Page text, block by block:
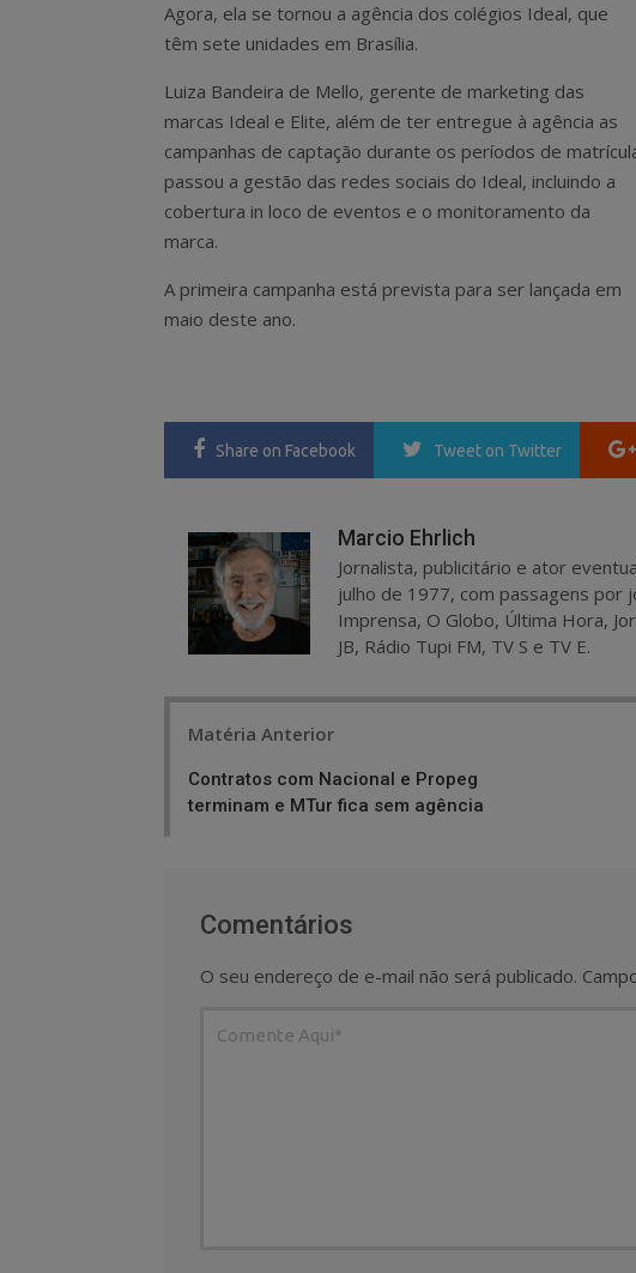
Agora, ela se tornou a agência dos colégios Ideal, que
têm sete unidades em Brasília.
Luiza Bandeira de Mello, gerente de marketing das
marcas Ideal e Elite, além de ter entregue à agência as
campanhas de captação durante os períodos de
passou a gestão das redes sociais do Ideal, incluindo a
cobertura in loco de eventos e o monitoramento da
marca.
A primeira campanha está prevista para ser lançada em
maio deste ano.
Share on Facebook Tweet on Twitter
Marcio Ehrlich
Jornalista, publicitário e ator
julho de 1977, com passagens por
Imprensa, O Globo, Última Hora,
JB, Rádio Tupi FM, TV S e TV E.
Matéria Anterior
Contratos com Nacional e Propeg
terminam e MTur fica sem agência
Comentários
O seu endereço de e-mail não será publicado.